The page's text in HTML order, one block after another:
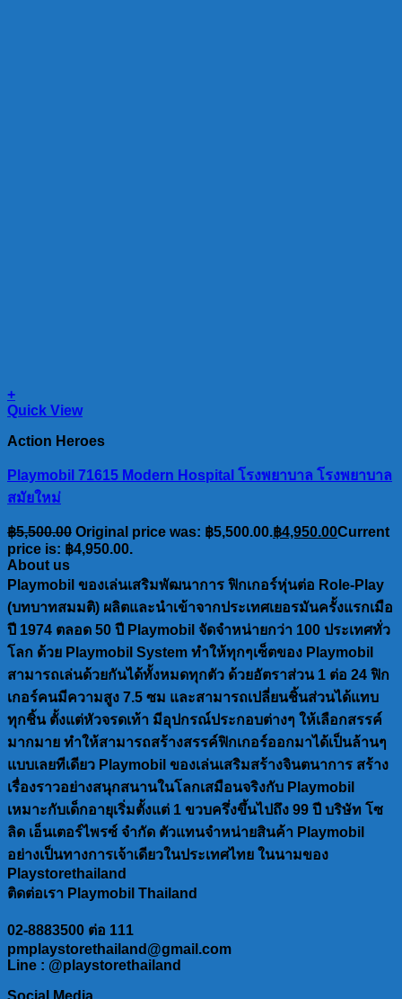
+
Quick View
Action Heroes
Playmobil 71615 Modern Hospital โรงพยาบาล โรงพยาบาล
สมัยใหม่
฿5,500.00 Original price was: ฿5,500.00.฿4,950.00Current
price is: ฿4,950.00.
About us
Playmobil ของเล่นเสริมพัฒนาการ ฟิกเกอร์หุ่นต่อ Role-Play
(บทบาทสมมติ) ผลิตและนำเข้าจากประเทศเยอรมันครั้งแรกเมือ
ปี 1974 ตลอด 50 ปี Playmobil จัดจำหน่ายกว่า 100 ประเทศทั่ว
โลก ด้วย Playmobil System ทำให้ทุกๆเซ็ตของ Playmobil
สามารถเล่นด้วยกันได้ทั้งหมดทุกตัว ด้วยอัตราส่วน 1 ต่อ 24 ฟิก
เกอร์คนมีความสูง 7.5 ซม และสามารถเปลี่ยนชิ้นส่วนได้แทบ
ทุกชิ้น ตั้งแต่หัวจรดเท้า มีอุปกรณ์ประกอบต่างๆ ให้เลือกสรรค์
มากมาย ทำให้สามารถสร้างสรรค์ฟิกเกอร์ออกมาได้เป็นล้านๆ
แบบเลยทีเดียว Playmobil ของเล่นเสริมสร้างจินตนาการ สร้าง
เรื่องราวอย่างสนุกสนานในโลกเสมือนจริงกับ Playmobil
เหมาะกับเด็กอายุเริ่มตั้งแต่ 1 ขวบครึ่งขึ้นไปถึง 99 ปี บริษัท โซ
ลิด เอ็นเตอร์ไพรซ์ จำกัด ตัวแทนจำหน่ายสินค้า Playmobil
อย่างเป็นทางการเจ้าเดียวในประเทศไทย ในนามของ
Playstorethailand
ติดต่อเรา Playmobil Thailand
02-8883500 ต่อ 111
pmplaystorethailand@gmail.com
Line : @playstorethailand
Social Media